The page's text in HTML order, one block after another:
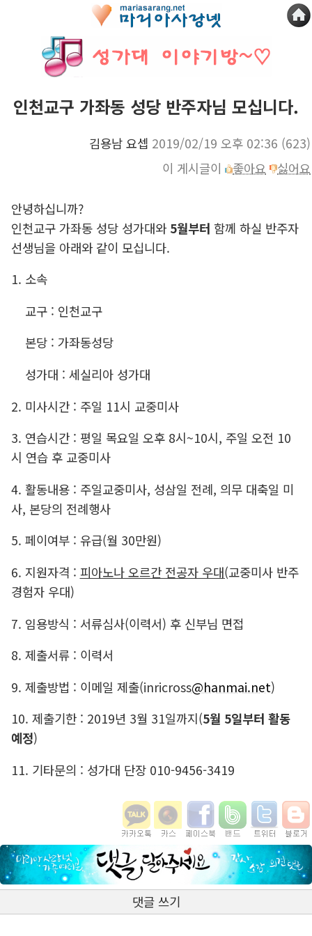
인천교구 가좌동 성당 반주자님 모십니다.
김용남 요셉 2019/02/19 오후 02:36 (623)
이 게시글이
좋아요 싫어요
안녕하십니까?
인천교구 가좌동 성당 성가대와 5월부터 함께 하실 반주자
선생님을 아래와 같이 모십니다.
1. 소속
교구 : 인천교구
본당 : 가좌동성당
성가대 : 세실리아 성가대
2. 미사시간 : 주일 11시 교중미사
3. 연습시간 : 평일 목요일 오후 8시~10시, 주일 오전 10
시 연습 후 교중미사
4. 활동내용 : 주일교중미사, 성삼일 전례, 의무 대축일 미
사, 본당의 전례행사
5. 페이여부 : 유급(월 30만원)
6. 지원자격 : 피아노나 오르간 전공자 우대(교중미사 반주
경험자 우대)
7. 임용방식 : 서류심사(이력서) 후 신부님 면접
8. 제출서류 : 이력서
9. 제출방법 : 이메일 제출(inricross@hanmai.net)
10. 제출기한 : 2019년 3월 31일까지(5월 5일부터 활동
예정)
11. 기타문의 : 성가대 단장 010-9456-3419
댓글 쓰기